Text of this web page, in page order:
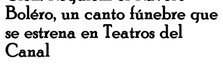
Boléro, un canto fúnebre que
se estrena en Teatros del
Canal